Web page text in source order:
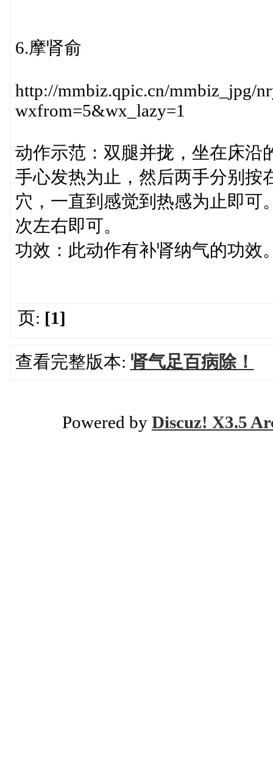
6.摩肾俞
http://mmbiz.qpic.cn/mmbiz_jpg/
wxfrom=5&wx_lazy=1
动作示范：双腿并拢，坐在床沿
手心发热为止，然后两手分别按
穴，一直到感觉到热感为止即可
次左右即可。
功效：此动作有补肾纳气的功效
页: [1]
查看完整版本: 肾气足百病除！
Powered by Discuz! X3.5